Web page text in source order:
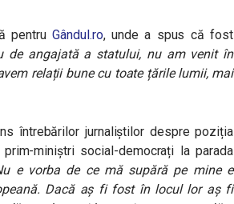
pentruGândul.ro, unde a spus că fost
de angajată a statului, nu am venit în
relații bune cu toate țările lumii, mai
întrebărilor jurnaliștilor despre poziția
miniștri social-democrați la parada
e vorba de ce mă supără pe mine e
Dacă aș fi fost în locul lor aș fi